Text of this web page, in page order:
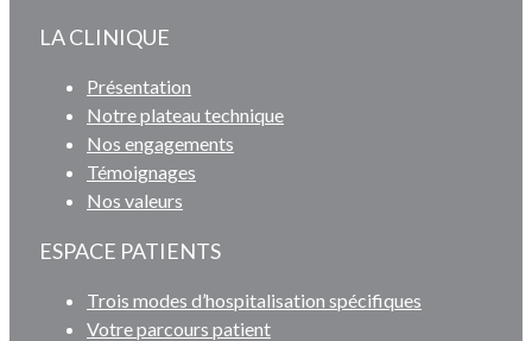
LA CLINIQUE
Présentation
Notre plateau technique
Nos engagements
Témoignages
Nos valeurs
ESPACE PATIENTS
Trois modes d’hospitalisation spécifiques
Votre parcours patient